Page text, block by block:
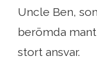
Uncle Ben,
berömda
stort ansvar.